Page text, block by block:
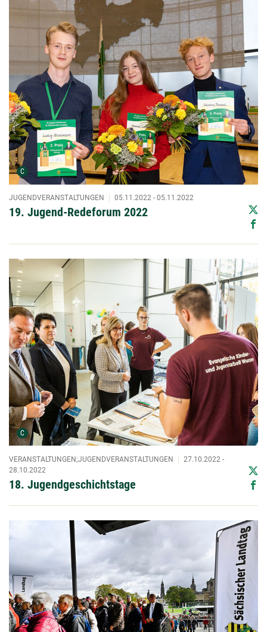
C Urheber der Grafik:
19. Jugend-Redeforum 2022
JUGENDVERANSTALTUNGEN 05.11.2022 - 05.11.2022
C Urheber der Grafik:
18. Jugendgeschichtstage
VERANSTALTUNGEN;JUGENDVERANSTALTUNGEN
27.10.2022 -
28.10.2022